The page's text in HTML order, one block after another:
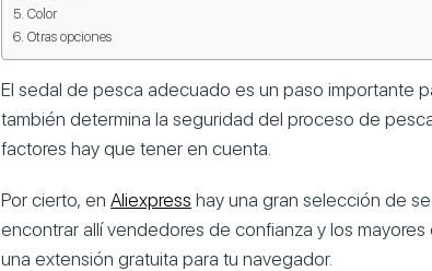
Color
Otras opciones
El sedal de pesca adecuado es un paso importante
también determina la seguridad del proceso de
factores hay que tener en cuenta.
Por cierto, en Aliexpress hay una gran selección de
encontrar allí vendedores de confianza y los
una extensión gratuita para tu navegador.